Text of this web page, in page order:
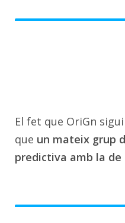
El fet que OriGn
que un mateix grup
predictiva amb la de